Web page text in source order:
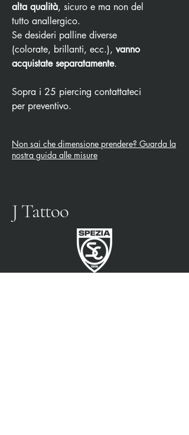
alta qualità, sicuro e ma non del
tutto anallergico.
Se desideri palline diverse
(colorate, brillanti, ecc.), vanno
acquistate separatamente.
Sopra i 25 piercing contattateci
per preventivo.
Non sai che dimensione prendere? Guarda la
nostra guida alle misure
J Tattoo